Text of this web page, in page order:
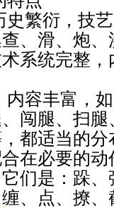
繁衍，技
、滑、炮、
系统完整
容丰富，
闯腿、扫
都适当的
在必要的
们是：跺
、点、撩、